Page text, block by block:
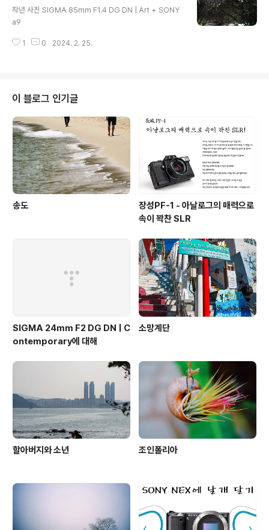
작년 사진 SIGMA 85mm F1.4 DG DN | Art + SONY
a9
1 0 2024. 2. 25.
이 블로그 인기글
송도
장성PF-1 - 아날로그의 매력으로
속이 꽉찬 SLR
SIGMA 24mm F2 DG DN | C
ontemporary에 대해
소망계단
할아버지와 소년 조인폴리아